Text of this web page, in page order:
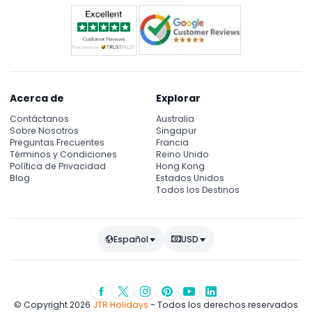
Acerca de
Contáctanos
Sobre Nosotros
Preguntas Frecuentes
Términos y Condiciones
Política de Privacidad
Blog
Explorar
Australia
Singapur
Francia
Reino Unido
Hong Kong
Estados Unidos
Todos los Destinos
Español USD
© Copyright 2026 JTR Holidays - Todos los derechos reservados